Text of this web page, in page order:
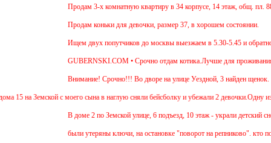
Продам 3-х комнатную квартиру в 34 корпусе, 14 этаж, общ. пл. 88
Продам коньки для девочки, размер 37, в хорошем состоянии.
Ищем двух попутчиков до москвы выезжаем в 5.30-5.45 и обратно в
GUBERNSKI.COM • Срочно отдам котика.Лучше для проживания в
Внимание! Срочно!!! Во дворе на улице Уездной, 3 найден щенок.
с моего сына в наглую сняли бейсболку и убежали 2 девочки.Одну из низ
В доме 2 по Земской улице, 6 подъезд, 10 этаж - украли детский
были утеряны ключи, на остановке "поворот на репниково". кто